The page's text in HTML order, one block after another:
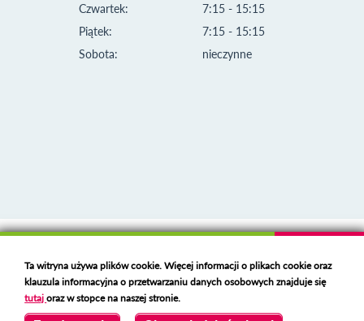
Czwartek:
Piątek:
Sobota:
7:15 - 15:15
7:15 - 15:15
nieczynne
Deklaracja dostępności
Polski serwer RBLhttps://polspam.pl/
Copyright 2023 Urząd Miejski w Opolu Lubelskim
Ta witryna używa plików cookie. Więcej informacji o plikach cookie oraz
klauzula informacyjna o przetwarzaniu danych osobowych znajduje się
tutajoraz w stopce na naszej stronie.